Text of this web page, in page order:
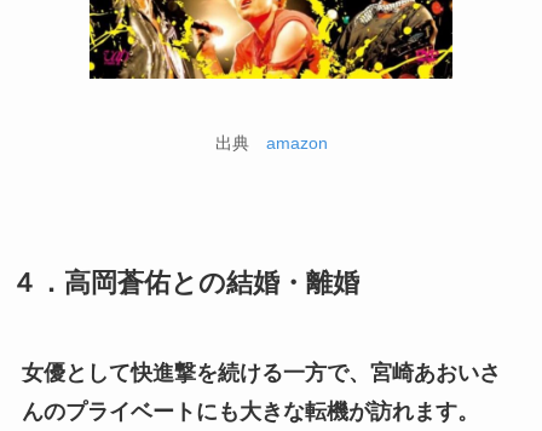
出典 amazon
４．高岡蒼佑との結婚・離婚
女優として快進撃を続ける一方で、宮崎あおいさ
んのプライベートにも大きな転機が訪れます。